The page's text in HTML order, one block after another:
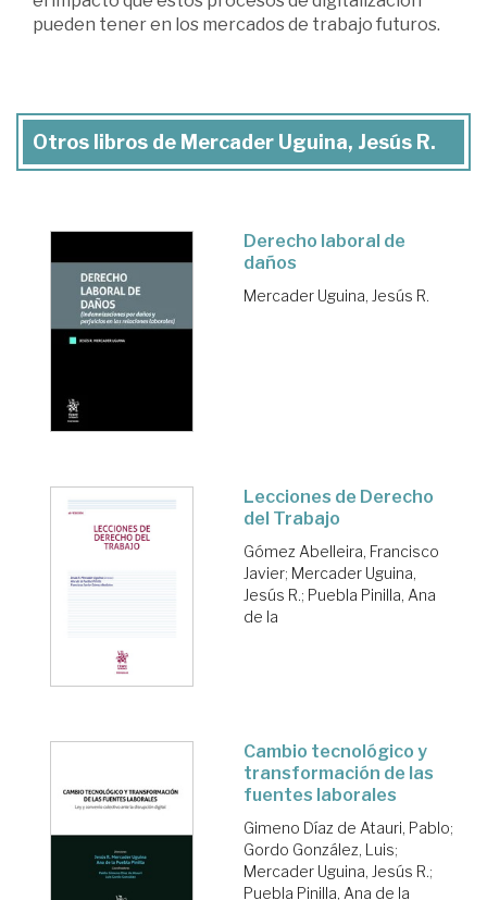
pueden tener en los mercados de trabajo futuros.
Otros libros de Mercader Uguina, Jesús R.
Derecho laboral de
daños
Mercader Uguina, Jesús R.
Lecciones de Derecho
del Trabajo
Gómez Abelleira, Francisco
Javier; Mercader Uguina,
Jesús R.; Puebla Pinilla, Ana
de la
Cambio tecnológico y
transformación de las
fuentes laborales
Gimeno Díaz de Atauri, Pablo;
Gordo González, Luis;
Mercader Uguina, Jesús R.;
Puebla Pinilla, Ana de la